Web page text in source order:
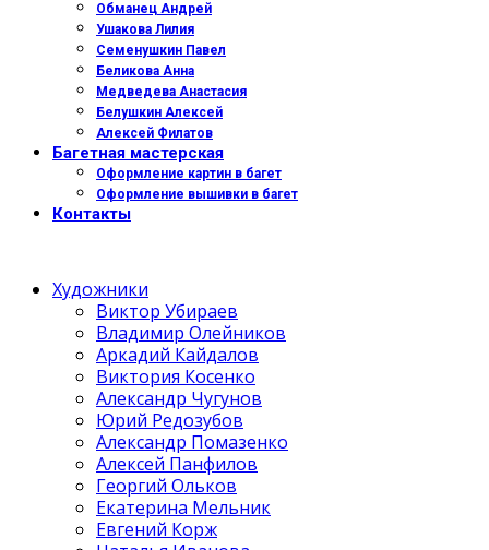
Обманец Андрей
Ушакова Лилия
Семенушкин Павел
Беликова Анна
Медведева Анастасия
Белушкин Алексей
Алексей Филатов
Багетная мастерская
Оформление картин в багет
Оформление вышивки в багет
Контакты
Художники
Виктор Убираев
Владимир Олейников
Аркадий Кайдалов
Виктория Косенко
Александр Чугунов
Юрий Редозубов
Александр Помазенко
Алексей Панфилов
Георгий Ольков
Екатерина Мельник
Евгений Корж